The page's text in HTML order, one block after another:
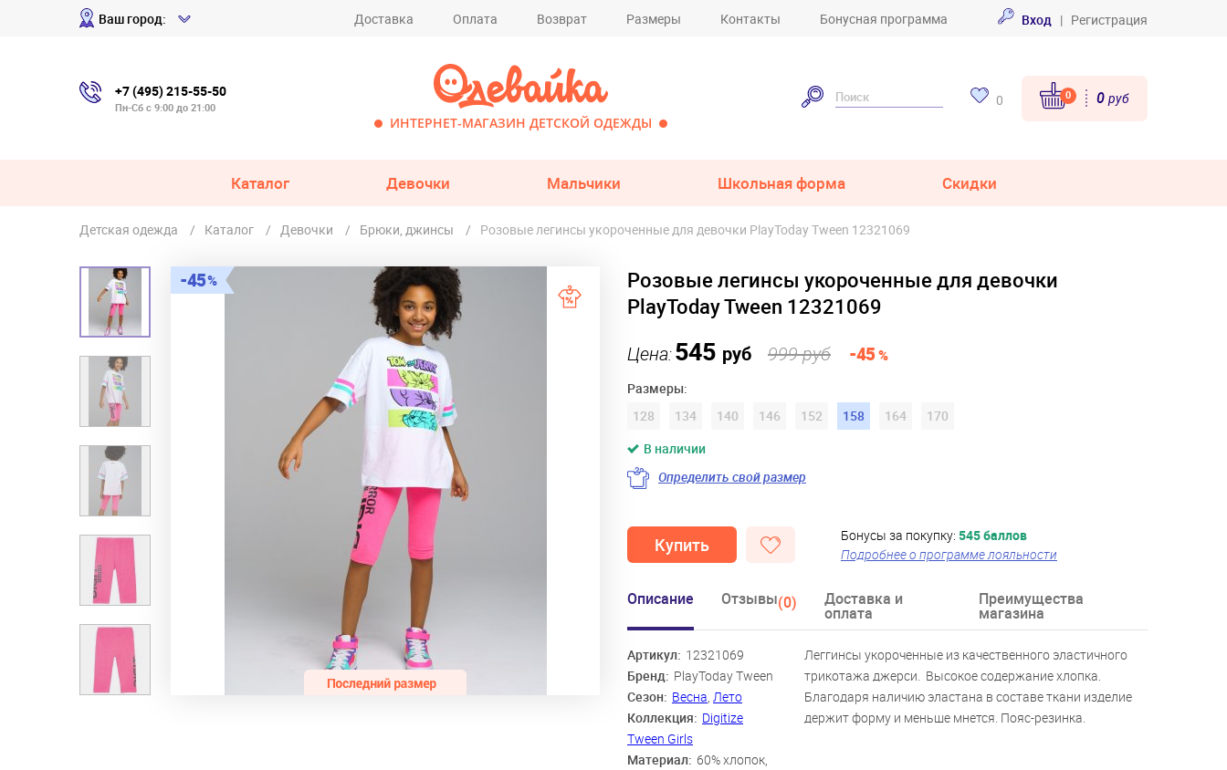
Ваш город: Доставка Оплата Возврат Размеры Контакты Бонусная программа Вход | Регистрация
+7 (495) 215-55-50
Пн-Сб с 9:00 до 21:00
ИНТЕРНЕТ-МАГАЗИН ДЕТСКОЙ ОДЕЖДЫ
0 0 0 руб
Каталог Девочки Мальчики Школьная форма Скидки
Детская одежда Каталог Девочки Брюки, джинсы Розовые легинсы укороченные для девочки PlayToday Tween 12321069
45
Розовые легинсы укороченные для девочки
PlayToday Tween 12321069
Цена:545 руб 999 руб -45%
Размеры:
128
134 140 146 152 158 164
170
В наличии
Определить свой размер
Бонусы за покупку: 545 баллов
Подробнее о программе лояльности
Купить
Описание Отзывы(0) Доставка и
оплата
Преимущества
магазина
Артикул: 12321069
Бренд: PlayToday Tween
Сезон: Весна, Лето
Коллекция: Digitize
Tween Girls
Материал: 60% хлопок,
Леггинсы укороченные из качественного эластичного
трикотажа джерси. Высокое содержание хлопка.
Благодаря наличию эластана в составе ткани изделие
держит форму и меньше мнется. Пояс-резинка.